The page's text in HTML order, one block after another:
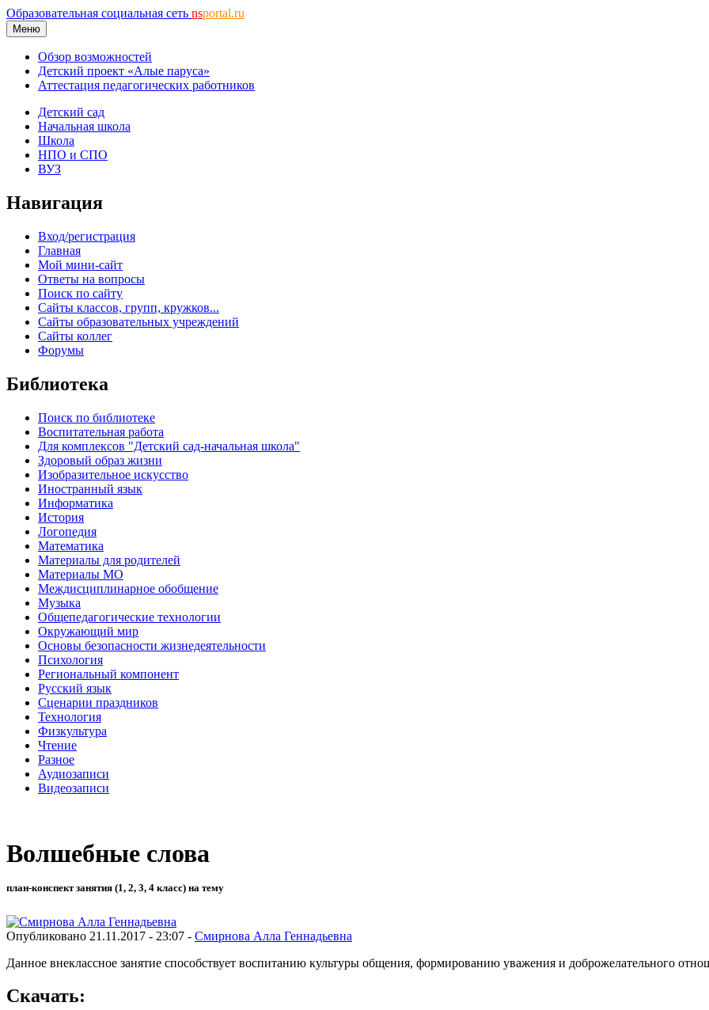
Образовательная социальная сеть nsportal.ru
Меню
Обзор возможностей
Детский проект «Алые паруса»
Аттестация педагогических работников
Детский сад
Начальная школа
Школа
НПО и СПО
ВУЗ
Навигация
Вход/регистрация
Главная
Мой мини-сайт
Ответы на вопросы
Поиск по сайту
Сайты классов, групп, кружков...
Сайты образовательных учреждений
Сайты коллег
Форумы
Библиотека
Поиск по библиотеке
Воспитательная работа
Для комплексов "Детский сад-начальная школа"
Здоровый образ жизни
Изобразительное искусство
Иностранный язык
Информатика
История
Логопедия
Математика
Материалы для родителей
Материалы МО
Междисциплинарное обобщение
Музыка
Общепедагогические технологии
Окружающий мир
Основы безопасности жизнедеятельности
Психология
Региональный компонент
Русский язык
Сценарии праздников
Технология
Физкультура
Чтение
Разное
Аудиозаписи
Видеозаписи
Волшебные слова
план-конспект занятия (1, 2, 3, 4 класс) на тему
Опубликовано 21.11.2017 - 23:07 - Смирнова Алла Геннадьевна
Данное внеклассное занятие способствует воспитанию культуры общения, формированию уважения и доброжелательного
Скачать: